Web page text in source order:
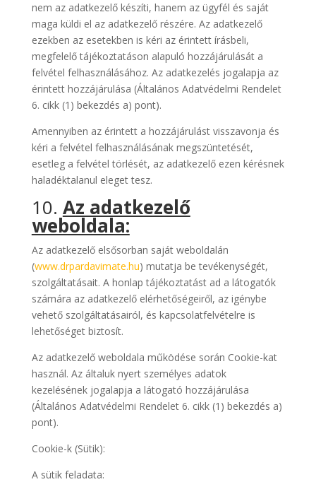
nem az adatkezelő készíti, hanem az ügyfél és saját
maga küldi el az adatkezelő részére. Az adatkezelő
ezekben az esetekben is kéri az érintett írásbeli,
megfelelő tájékoztatáson alapuló hozzájárulását a
felvétel felhasználásához. Az adatkezelés jogalapja az
érintett hozzájárulása (Általános Adatvédelmi Rendelet
6. cikk (1) bekezdés a) pont).
Amennyiben az érintett a hozzájárulást visszavonja és
kéri a felvétel felhasználásának megszüntetését,
esetleg a felvétel törlését, az adatkezelő ezen kérésnek
haladéktalanul eleget tesz.
10. Az adatkezelő
weboldala:
Az adatkezelő elsősorban saját weboldalán
(www.drpardavimate.hu) mutatja be tevékenységét,
szolgáltatásait. A honlap tájékoztatást ad a látogatók
számára az adatkezelő elérhetőségeiről, az igénybe
vehető szolgáltatásairól, és kapcsolatfelvételre is
lehetőséget biztosít.
Az adatkezelő weboldala működése során Cookie-kat
használ. Az általuk nyert személyes adatok
kezelésének jogalapja a látogató hozzájárulása
(Általános Adatvédelmi Rendelet 6. cikk (1) bekezdés a)
pont).
Cookie-k (Sütik):
A sütik feladata: